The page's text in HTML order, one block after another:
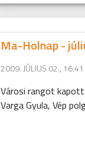
Ma-Holnap -
2009. JÚLIUS 02., 16:41
Városi rangot kapott
Varga Gyula, Vép